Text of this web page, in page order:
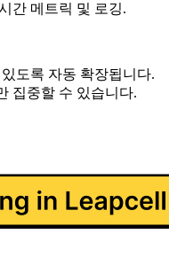
간 메트릭 및 로깅.
도록 자동 확장됩니다.
집중할 수 있습니다.